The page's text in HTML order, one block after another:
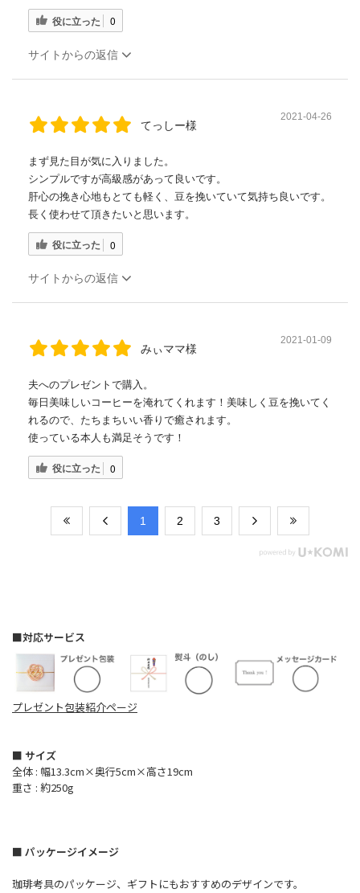
役に立った 0
サイトからの返信
てっしー様
2021-04-26
まず見た目が気に入りました。
シンプルですが高級感があって良いです。
肝心の挽き心地もとても軽く、豆を挽いていて気持ち良いです。
長く使わせて頂きたいと思います。
役に立った 0
サイトからの返信
みぃママ様
2021-01-09
夫へのプレゼントで購入。
毎日美味しいコーヒーを淹れてくれます！美味しく豆を挽いてく
れるので、たちまちいい香りで癒されます。
使っている本人も満足そうです！
役に立った 0
​1 ​2 ​3
■対応サービス
プレゼント包装紹介ページ
■ サイズ
全体 : 幅13.3cm×奥行5cm×高さ19cm
重さ : 約250g
■ パッケージイメージ
珈琲考具のパッケージ、ギフトにもおすすめのデザインです。